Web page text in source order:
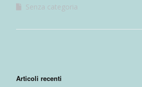
Senza categoria
Articoli recenti